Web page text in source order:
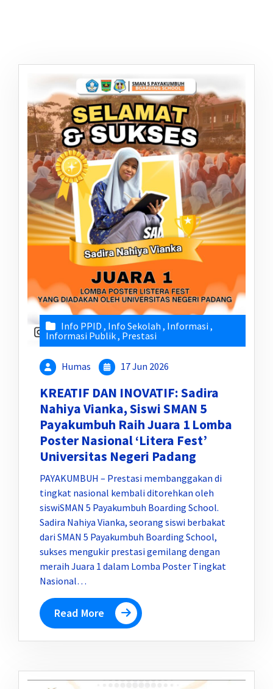
Info PPID , Info Sekolah , Informasi,
Informasi Publik, Prestasi
Humas 17 Jun 2026
KREATIF DAN INOVATIF: Sadira
Nahiya Vianka, Siswi SMAN 5
Payakumbuh Raih Juara 1 Lomba
Poster Nasional ‘Litera Fest’
Universitas Negeri Padang
PAYAKUMBUH – Prestasi membanggakan di
tingkat nasional kembali ditorehkan oleh
siswiSMAN 5 Payakumbuh Boarding School.
Sadira Nahiya Vianka, seorang siswi berbakat
dari SMAN 5 Payakumbuh Boarding School,
sukses mengukir prestasi gemilang dengan
meraih Juara 1 dalam Lomba Poster Tingkat
Nasional…
Read More